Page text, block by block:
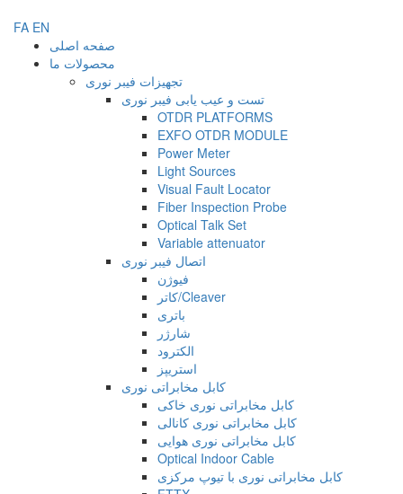
FA EN
صفحه اصلی
محصولات ما
تجهیزات فیبر نوری
تست و عیب یابی فیبر نوری
OTDR PLATFORMS
EXFO OTDR MODULE
Power Meter
Light Sources
Visual Fault Locator
Fiber Inspection Probe
Optical Talk Set
Variable attenuator
اتصال فیبر نوری
فیوژن
کاتر/Cleaver
باتری
شارژر
الکترود
استریپز
کابل مخابراتی نوری
کابل مخابراتی نوری خاکی
کابل مخابراتی نوری کانالی
کابل مخابراتی نوری هوایی
Optical Indoor Cable
کابل مخابراتی نوری با تیوپ مرکزی